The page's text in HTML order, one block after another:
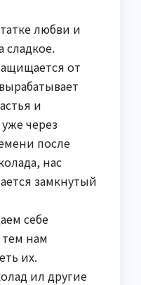
любви и
сладкое.
от
и
через
после
нас
замкнутый
себе
тем нам
их.
ил другие